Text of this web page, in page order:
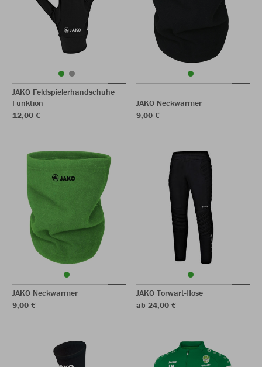
JAKO Feldspielerhandschuhe
Funktion
12,00 €
JAKO Neckwarmer
9,00 €
JAKO Neckwarmer
9,00 €
JAKO Torwart-Hose
ab 24,00 €